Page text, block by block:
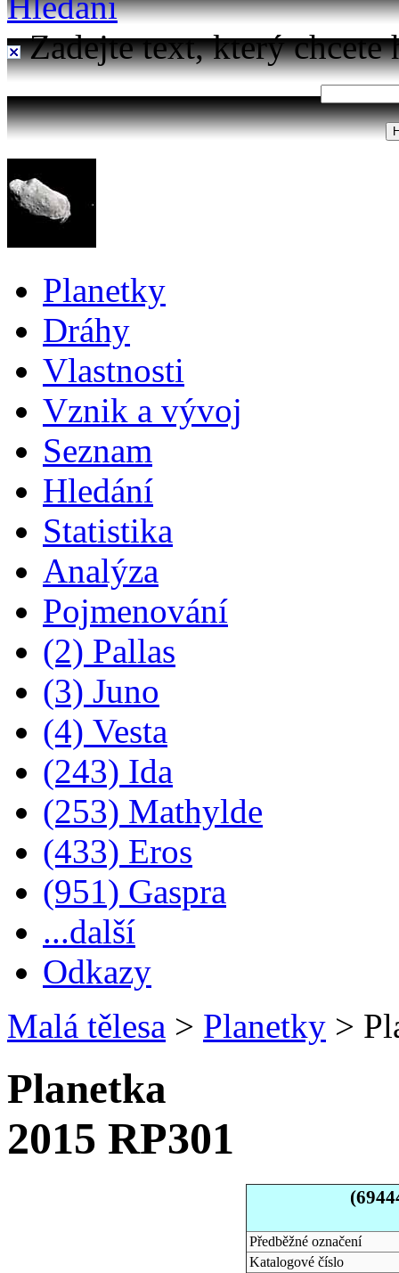
Zadejte text, který chcete
Planetky
Dráhy
Vlastnosti
Vznik a vývoj
Seznam
Hledání
Statistika
Analýza
Pojmenování
(2) Pallas
(3) Juno
(4) Vesta
(243) Ida
(253) Mathylde
(433) Eros
(951) Gaspra
...další
Odkazy
Malá tělesa > Planetky >
Planetka
2015 RP301
Předběžné označení
Katalogové číslo